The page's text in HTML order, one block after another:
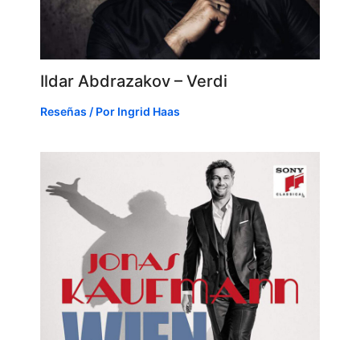
Ildar Abdrazakov – Verdi
Reseñas / Por Ingrid Haas